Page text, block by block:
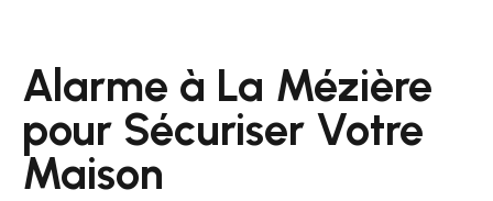
Alarme à La Mézière
pour Sécuriser Votre
Maison